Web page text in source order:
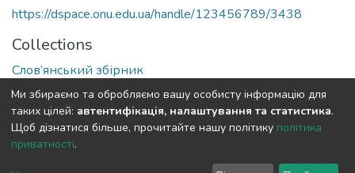
https://dspace.onu.edu.ua/handle/123456789/3438
Collections
Слов’янський збірник
Full item page
Ми збираємо та обробляємо вашу особисту інформацію для
таких цілей: автентифікація, налаштування та статистика.
Щоб дізнатися більше, прочитайте нашу політику політика
приватності.